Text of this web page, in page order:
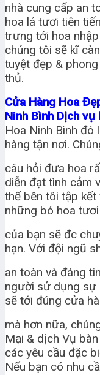
nhà cung cấp an
hoa lá tươi tiên
trưng tới hoa
chúng tôi sẽ kĩ
tuyệt đẹp &
thủ.
Cửa Hàng Hoa
Ninh Bình Dịch
Hoa Ninh Bình đó
hàng tận nơi.
câu hỏi đưa hoa
diễn đạt tình cảm
thế bên tôi tập
những bó hoa
của bạn sẽ đc
hạn. Với đội ngũ
an toàn và đáng
người sử dụng sự
sẽ tới đúng cửa
mà hơn nữa,
Mại & dịch Vụ
các yêu cầu đặc
Nếu bạn có nhu